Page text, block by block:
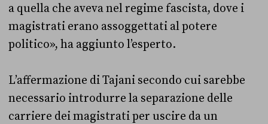
a quella che aveva nel regime fascista, dove i
magistrati erano assoggettati al potere
politico», ha aggiunto l’esperto.
L’affermazione di Tajani secondo cui sarebbe
necessario introdurre la separazione delle
carriere dei magistrati per uscire da un